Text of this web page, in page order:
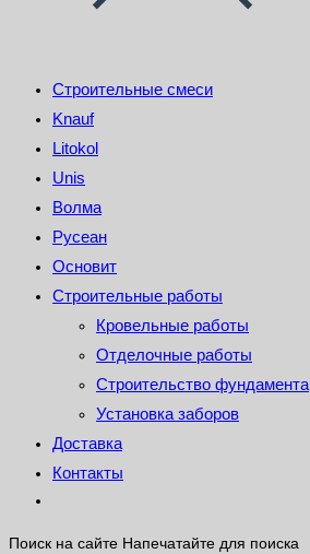
Строительные смеси
Knauf
Litokol
Unis
Волма
Русеан
Основит
Строительные работы
Кровельные работы
Отделочные работы
Строительство фундамента
Установка заборов
Доставка
Контакты
Поиск на сайте Напечатайте для поиска